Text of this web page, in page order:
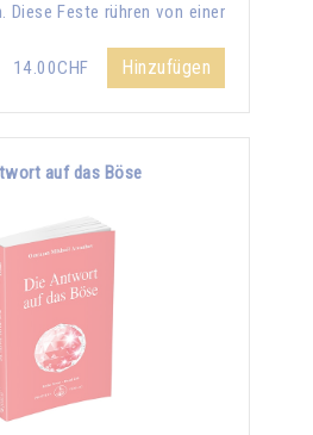
Diese Feste rühren von einer
14.00CHF
Hinzufügen
auf das Böse